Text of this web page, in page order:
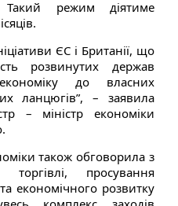
Такий режим діятиме
ЄС і Британії, що
розвинутих держав
до власних
ланцюгів”, – заявила
– міністр економіки
також обговорила з
торгівлі, просування
економічного розвитку